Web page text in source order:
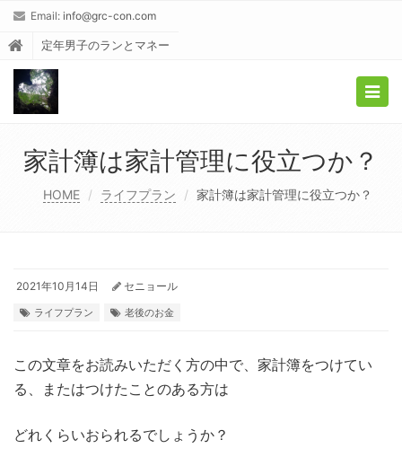
Email: info@grc-con.com
定年男子のランとマネー
家計簿は家計管理に役立つか？
HOME ライフプラン 家計簿は家計管理に役立つか？
2021年10月14日 セニョール
ライフプラン 老後のお金
この文章をお読みいただく方の中で、家計簿をつけてい
る、またはつけたことのある方は
どれくらいおられるでしょうか？